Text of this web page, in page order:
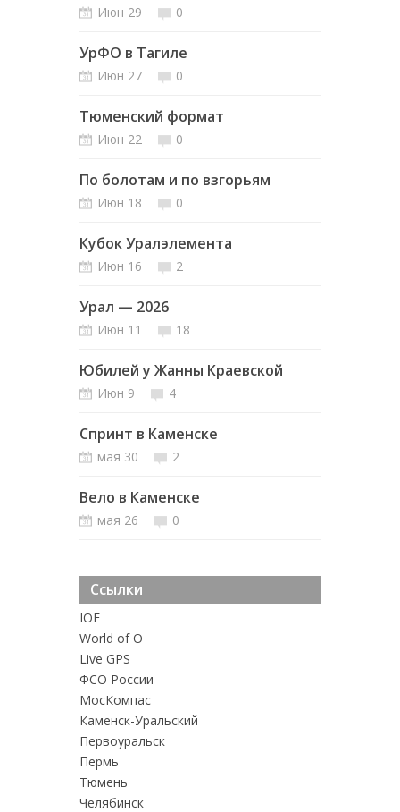
Июн 29 0
УрФО в Тагиле
Июн 27 0
Тюменский формат
Июн 22 0
По болотам и по взгорьям
Июн 18 0
Кубок Уралэлемента
Июн 16 2
Урал — 2026
Июн 11 18
Юбилей у Жанны Краевской
Июн 9 4
Спринт в Каменске
мая 30 2
Вело в Каменске
мая 26 0
Ссылки
IOF
World of O
Live GPS
ФСО России
MосКомпас
Каменск-Уральский
Первоуральск
Пермь
Тюмень
Челябинск